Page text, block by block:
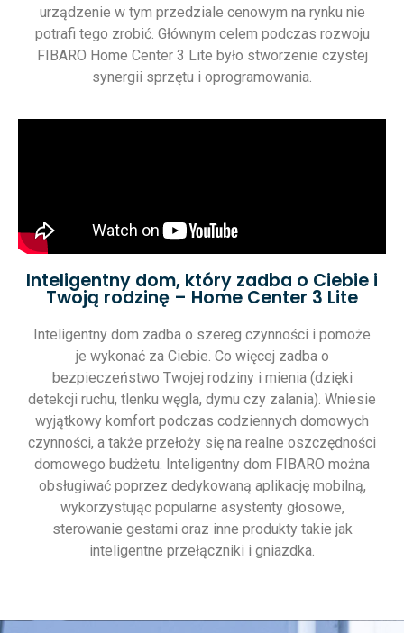
urządzenie w tym przedziale cenowym na rynku nie
potrafi tego zrobić. Głównym celem podczas rozwoju
FIBARO Home Center 3 Lite było stworzenie czystej
synergii sprzętu i oprogramowania.
Inteligentny dom, który zadba o Ciebie i
Twoją rodzinę – Home Center 3 Lite
Inteligentny dom zadba o szereg czynności i pomoże
je wykonać za Ciebie. Co więcej zadba o
bezpieczeństwo Twojej rodziny i mienia (dzięki
detekcji ruchu, tlenku węgla, dymu czy zalania). Wniesie
wyjątkowy komfort podczas codziennych domowych
czynności, a także przełoży się na realne oszczędności
domowego budżetu. Inteligentny dom FIBARO można
obsługiwać poprzez dedykowaną aplikację mobilną,
wykorzystując popularne asystenty głosowe,
sterowanie gestami oraz inne produkty takie jak
inteligentne przełączniki i gniazdka.